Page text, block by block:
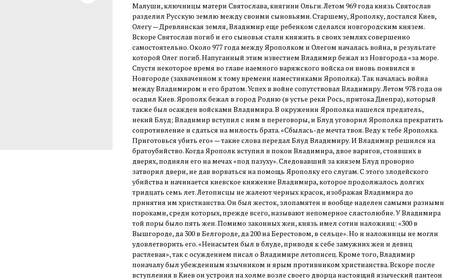
Малуши, ключницы матери Святослава, княгини Ольги. Летом 969 года князь Святослав
разделил Русскую землю между своими сыновьями. Старшему, Ярополку, достался Киев,
Олегу — Древлянская земля, Владимир еще ребенком сделался новгородским князем.
Вскоре Святослав погиб и его сыновья стали княжить в своих землях совершенно
самостоятельно. Около 977 года между Ярополком и Олегом началась война, в результате
которой Олег погиб. Напуганный этим известием Владимир бежал из Новгорода «за море.
Спустя некоторое время во главе наемного варяжского войска он вновь появился в
Новгороде (захваченном к тому времени наместниками Ярополка). Так началась война
между Владимиром и его братом. Успех в войне сопутствовал Владимиру. Летом 978 года он
осадил Киев. Ярополк бежал в город Родню (в устье реки Рось, притока Днепра), который
также был осажден войсками Владимира. В окружении Ярополка нашелся предатель,
некий Блуд; Владимир вступил с ним в переговоры, и Блуд уговорил Ярополка прекратить
сопротивление и сдаться на милость брата. «Сбылась-де мечта твоя. Веду к тебе Ярополка.
Приготовься убить его» — такие слова передал Блуд Владимиру. И Владимир решился на
братоубийство. Когда Ярополк вступил в покои Владимира, двое варягов, стоявших в
дверях, подняли его на мечах «под пазуху». Следовавший за князем Блуд проворно
затворил двери, не дав ворваться на помощь Ярополку его слугам. С этого злодейского
убийства и начинается киевское княжение Владимира, которое продолжалось долгих
тридцать семь лет. Летописцы не жалеют черных красок, изображая Владимира до
принятия им христианства. Он был жесток, злопамятен и вообще наделен самыми разными
пороками, среди которых, прежде всего, называют непомерное сластолюбие. У Владимира
той поры было пять жен. Помимо законных жен, князь имел сотни наложниц: «300 в
Вышгороде, да 300 в Белгороде, да 200 на Берестовом, в сельце». Но и наложницы не могли
удовлетворить его. «Ненасытен был в блуде, приводя к себе замужних жен и девиц
растлевая», так с осуждением писал о Владимире летописец. Кроме того, Владимир
поначалу был убежденным язычником и ярым противником христианства. Вскоре после
вступления в Киев он устроил на холме возле своего дворца настоящий языческий пантеон